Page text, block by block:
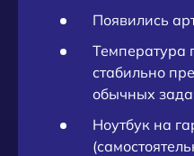
Появились
Температура
стабильно
обычных
Ноутбук на